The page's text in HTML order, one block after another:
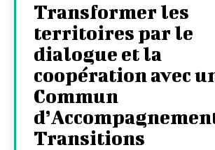
Transformer les
territoires par le
dialogue et la
coopération avec
Commun
Transitions